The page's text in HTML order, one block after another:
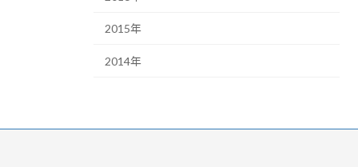
2015年
2014年